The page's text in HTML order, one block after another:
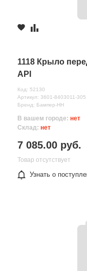
1118 Крыло
API
Код: 52130
Артикул: 3601-8403011-305
Бренд: Бампер-НН
В вашем городе: нет
Склад: нет
7 085.00 руб.
Товар отсутствует
Узнать о